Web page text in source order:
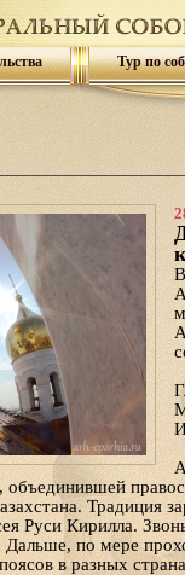
Тур по
объединившей
Традиция
Руси Кирилла.
по мере
в разных